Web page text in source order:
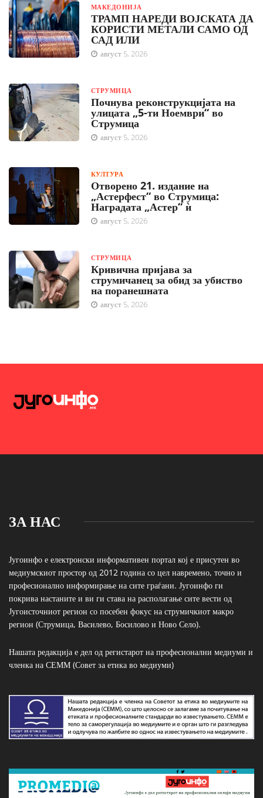
МАКЕДОНИЈА
ТРАМП НАРЕДИ ВОЈСКАТА ДА
КОРИСТИ МЕТАЛИ САМО ОД
САД ИЛИ
август 5, 2026
СТРУМИЦА
Почнува реконструкцијата на
улицата „5-ти Ноември“ во
Струмица
август 5, 2026
КУЛТУРА
Отворено 21. издание на
„Астерфест“ во Струмица:
Наградата „Астер“ ѝ
август 5, 2026
СТРУМИЦА
Кривична пријава за
струмичанец за обид за убиство
на поранешната
август 5, 2026
ЗА НАС
Југоинфо е електронски информативен портал кој е присутен во
медиумскиот простор од 2012 година со цел навремено, точно и
професионално информирање на сите граѓани. Југоинфо ги
покрива настаните и ви ги става на располагање сите вести од
Југоисточниот регион со посебен фокус на струмичкиот макро
регион (Струмица, Василево, Босилово и Ново Село).
Нашата редакција е дел од регистарот на професионални медиуми и
членка на СЕММ (Совет за етика во медиуми)